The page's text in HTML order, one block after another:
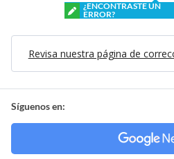
¿ENCONTRASTE UN
ERROR?
Revisa nuestra página de
Síguenos en: